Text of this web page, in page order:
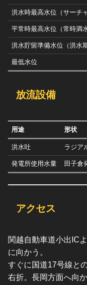
洪水時最高水位（サーチ
平常時最高水位（常時満
洪水貯留準備水位（洪水
最低水位
放流設備
用途 形状
洪水吐 ラジア
発電所使用水量 田子倉
アクセス
関越自動車道小出IC
に向かう。
すぐに国道17号線と
右折。長岡方面へ向か